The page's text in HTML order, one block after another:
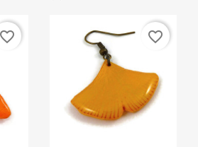
favorite_border favorite_border